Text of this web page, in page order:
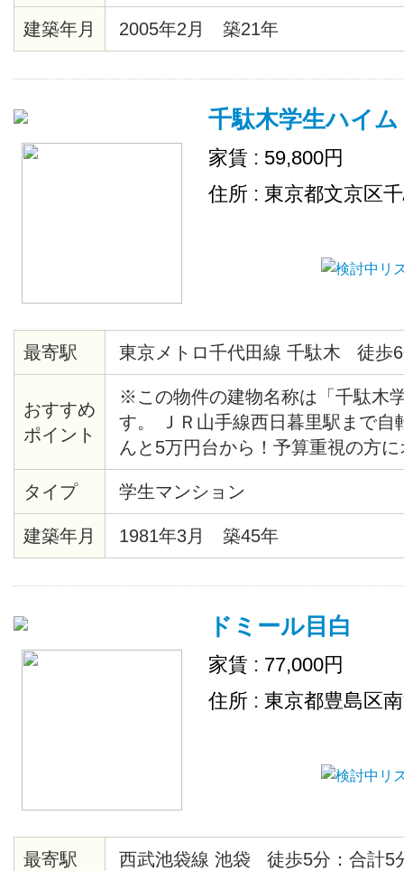
ース。 さらに 2口コンロで使い勝
理好きの方には嬉しいですね！
建築年月 2005年2月 築21年
千駄木学生ハイム
家賃 : 59,800円
住所 : 東京都文京区
最寄駅 東京メトロ千代田線 千駄木 徒歩
おすすめ
ポイント
※この物件の建物名称は「千駄木
す。 ＪＲ山手線西日暮里駅まで自
んと5万円台から！予算重視の方
らに嬉しいのは、防犯カメラ付き
電もついているので、お引越しも
タイプ 学生マンション
建築年月 1981年3月 築45年
ドミール目白
家賃 : 77,000円
住所 : 東京都豊島区
最寄駅 西武池袋線 池袋 徒歩5分：合計5